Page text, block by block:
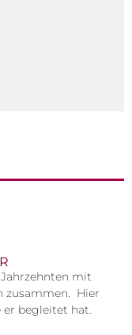
mit
zusammen. Hier
er begleitet hat.